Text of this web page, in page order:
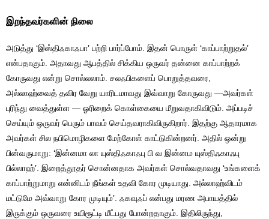
இறந்தவர்களின் நிலை
அடுத்து ‘இஸ்திஃகாஃபா’ பற்றி பார்ப்போம். இதன் பொருள் ‘காப்பாற்றுதல்’
என்பதாகும். அதாவது ஆபத்தில் சிக்கிய ஒருவர் தன்னை காப்பாற்றக்
கோருவது என்று சொல்லலாம். சலஃபிகளைப் பொறுத்தவரை,
அல்லாஹ்வைத் தவிர வேறு யாரிடமாவது இவ்வாறு கோருவது —அவர்கள்
புரிந்து வைத்துள்ள — ஓரிறைக் கொள்கையை மீறுவதாகிவிடும். அப்படிச்
செய்யும் ஒருவர் பெரும் பாவம் செய்தவராகிவிருகிறார். இதற்கு ஆதாரமாக
அவர்கள் சில நபிமொழிகளை மேற்கோள் காட்டுகின்றனர். அதில் ஒன்று
பின்வருமாறு: ‘இன்னமா லா யுஸ்திஃகாஃபு பி வ இன்னம யுஸ்திஃகாஃபு
பில்லாஹ்’. இறைத்தூதர் சொன்னதாக அவர்கள் சொல்வதாவது ‘உங்களைக்
காப்பாற்றுமாறு என்னிடம் நீங்கள் உதவி கோர முடியாது. அல்லாஹ்விடம்
மட்டுமே அவ்வாறு கோர முடியும்’. ஃகவுஃப் என்பது மரண அபாயத்தில்
இருக்கும் ஒருவரை உயிரூட்டி மீட்பது போன்றதாகும். இதிலிருந்து,